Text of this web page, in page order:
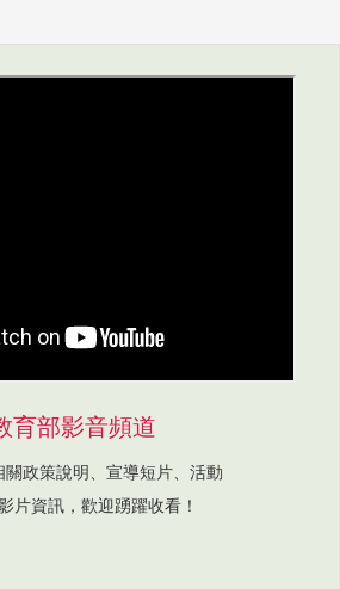
育部影音頻道
關政策說明、宣導短片、活動
片資訊，歡迎踴躍收看！